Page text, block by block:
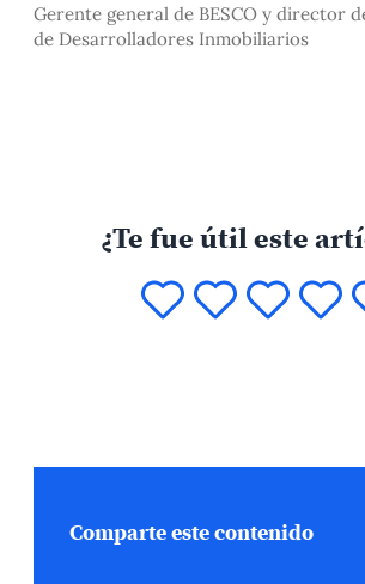
Gerente general de BESCO y director
de Desarrolladores Inmobiliarios
¿Te fue útil este
Comparte este contenido